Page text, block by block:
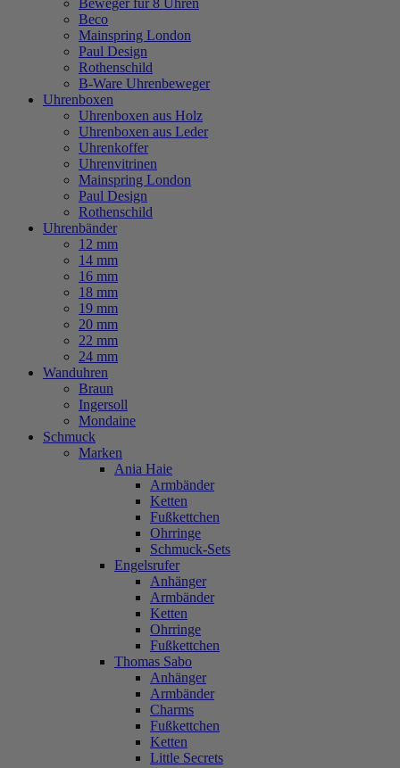
Beweger für 8 Uhren
Beco
Mainspring London
Paul Design
Rothenschild
B-Ware Uhrenbeweger
Uhrenboxen
Uhrenboxen aus Holz
Uhrenboxen aus Leder
Uhrenkoffer
Uhrenvitrinen
Mainspring London
Paul Design
Rothenschild
Uhrenbänder
12 mm
14 mm
16 mm
18 mm
19 mm
20 mm
22 mm
24 mm
Wanduhren
Braun
Ingersoll
Mondaine
Schmuck
Marken
Ania Haie
Armbänder
Ketten
Fußkettchen
Ohrringe
Schmuck-Sets
Engelsrufer
Anhänger
Armbänder
Ketten
Ohrringe
Fußkettchen
Thomas Sabo
Anhänger
Armbänder
Charms
Fußkettchen
Ketten
Little Secrets